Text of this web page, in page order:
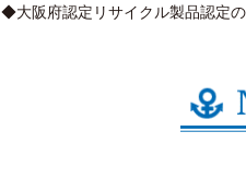
◆大阪府認定リサイクル製品認定